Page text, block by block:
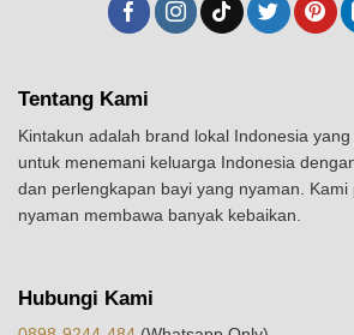
Tentang Kami
Kintakun adalah brand lokal Indonesia
untuk menemani keluarga Indonesia
dan perlengkapan bayi yang nyaman.
nyaman membawa banyak kebaikan.
Hubungi Kami